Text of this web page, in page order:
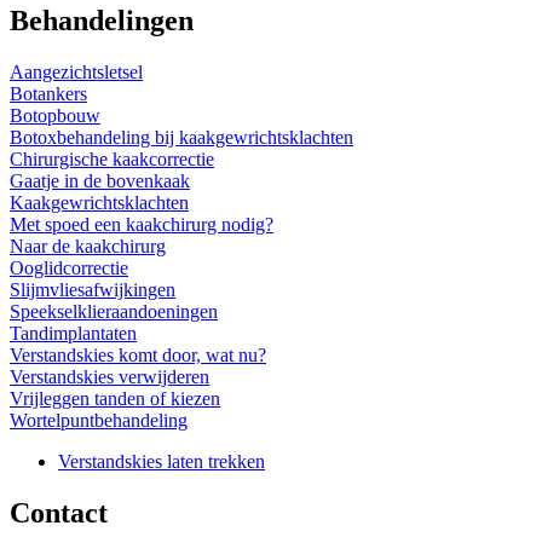
Behandelingen
Aangezichtsletsel
Botankers
Botopbouw
Botoxbehandeling bij kaakgewrichtsklachten
Chirurgische kaakcorrectie
Gaatje in de bovenkaak
Kaakgewrichtsklachten
Met spoed een kaakchirurg nodig?
Naar de kaakchirurg
Ooglidcorrectie
Slijmvliesafwijkingen
Speekselklieraandoeningen
Tandimplantaten
Verstandskies komt door, wat nu?
Verstandskies verwijderen
Vrijleggen tanden of kiezen
Wortelpuntbehandeling
Verstandskies laten trekken
Contact